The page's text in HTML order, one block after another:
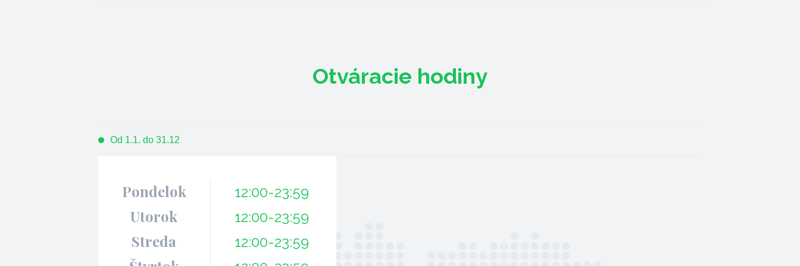
Otváracie hodiny
Od 1.1. do 31.12
Pondelok 12:00-23:59
Utorok 12:00-23:59
Streda 12:00-23:59